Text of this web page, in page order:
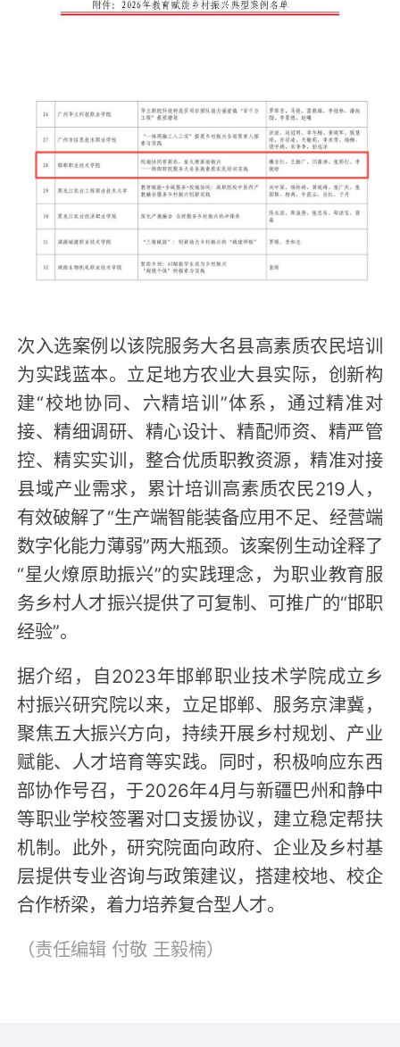
次入选案例以该院服务大名县高素质农民培训
为实践蓝本。立足地方农业大县实际，创新构
建“校地协同、六精培训”体系，通过精准对
接、精细调研、精心设计、精配师资、精严管
控、精实实训，整合优质职教资源，精准对接
县域产业需求，累计培训高素质农民219人，
有效破解了“生产端智能装备应用不足、经营端
数字化能力薄弱”两大瓶颈。该案例生动诠释了
“星火燎原助振兴”的实践理念，为职业教育服
务乡村人才振兴提供了可复制、可推广的“邯职
经验”。
据介绍，自2023年邯郸职业技术学院成立乡
村振兴研究院以来，立足邯郸、服务京津冀，
聚焦五大振兴方向，持续开展乡村规划、产业
赋能、人才培育等实践。同时，积极响应东西
部协作号召，于2026年4月与新疆巴州和静中
等职业学校签署对口支援协议，建立稳定帮扶
机制。此外，研究院面向政府、企业及乡村基
层提供专业咨询与政策建议，搭建校地、校企
合作桥梁，着力培养复合型人才。
（责任编辑 付敬 王毅楠）